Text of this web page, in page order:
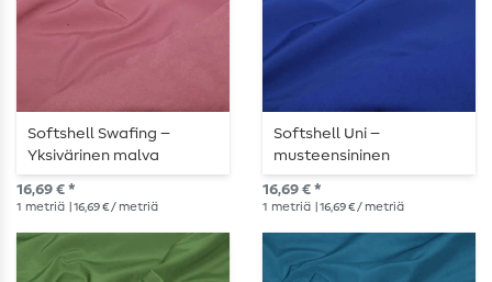
Softshell Swafing –
Yksivärinen malva
16,69 € *
1 metriä | 16,69 € / metriä
Softshell Uni –
musteensininen
16,69 € *
1 metriä | 16,69 € / metriä